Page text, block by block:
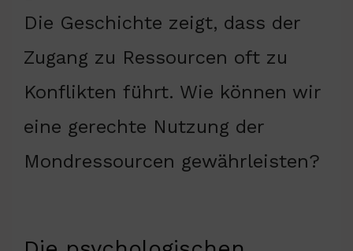
Die Geschichte zeigt, dass der
Zugang zu Ressourcen oft zu
Konflikten führt. Wie können wir
eine gerechte Nutzung der
Mondressourcen gewährleisten?